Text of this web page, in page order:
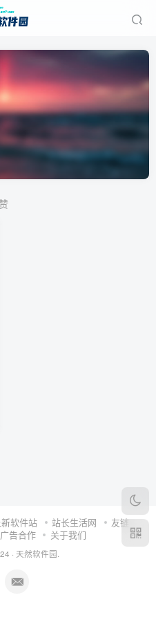
新软件站 站长生活网
友链
广告合作 关于我们
· 天然软件园